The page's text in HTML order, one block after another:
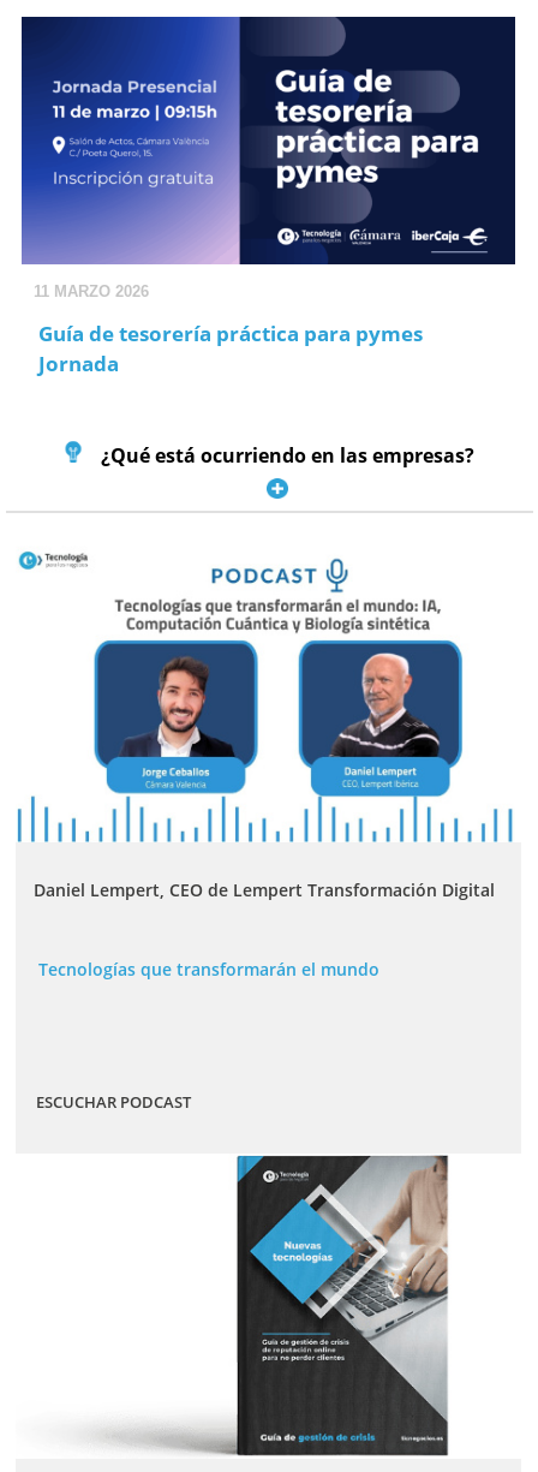
11 MARZO 2026
Guía de tesorería práctica para pymes
Jornada
¿Qué está ocurriendo en las empresas?
Daniel Lempert, CEO de Lempert Transformación Digital
Tecnologías que transformarán el mundo
ESCUCHAR PODCAST